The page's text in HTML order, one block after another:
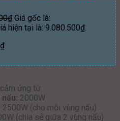
₫ Giá gốc là:
hiện tại là: 9.080.500₫.
₫
ứng từ
2000W
2500W (cho mỗi vùng nấu)
(chia sẻ giữa 2 vùng nấu)